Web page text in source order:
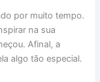
por muito tempo.
na sua
Afinal, a
algo tão especial.